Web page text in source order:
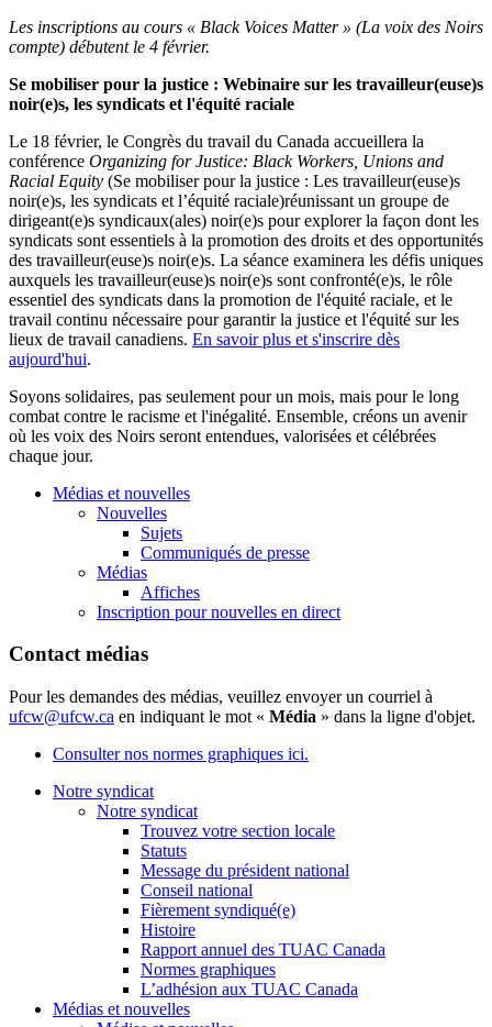
Les inscriptions au cours « Black Voices Matter » (La voix des Noirs
compte) débutent le 4 février.
Se mobiliser pour la justice : Webinaire sur les travailleur(euse)s
noir(e)s, les syndicats et l'équité raciale
Le 18 février, le Congrès du travail du Canada accueillera la
conférence Organizing for Justice: Black Workers, Unions and
Racial Equity (Se mobiliser pour la justice : Les travailleur(euse)s
noir(e)s, les syndicats et l’équité raciale)réunissant un groupe de
dirigeant(e)s syndicaux(ales) noir(e)s pour explorer la façon dont les
syndicats sont essentiels à la promotion des droits et des opportunités
des travailleur(euse)s noir(e)s. La séance examinera les défis uniques
auxquels les travailleur(euse)s noir(e)s sont confronté(e)s, le rôle
essentiel des syndicats dans la promotion de l'équité raciale, et le
travail continu nécessaire pour garantir la justice et l'équité sur les
lieux de travail canadiens. En savoir plus et s'inscrire dès
aujourd'hui.
Soyons solidaires, pas seulement pour un mois, mais pour le long
combat contre le racisme et l'inégalité. Ensemble, créons un avenir
où les voix des Noirs seront entendues, valorisées et célébrées
chaque jour.
Médias et nouvelles
Nouvelles
Sujets
Communiqués de presse
Médias
Affiches
Inscription pour nouvelles en direct
Contact médias
Pour les demandes des médias, veuillez envoyer un courriel à
ufcw@ufcw.ca en indiquant le mot « Média » dans la ligne d'objet.
Consulter nos normes graphiques ici.
Notre syndicat
Notre syndicat
Trouvez votre section locale
Statuts
Message du président national
Conseil national
Fièrement syndiqué(e)
Histoire
Rapport annuel des TUAC Canada
Normes graphiques
L’adhésion aux TUAC Canada
Médias et nouvelles